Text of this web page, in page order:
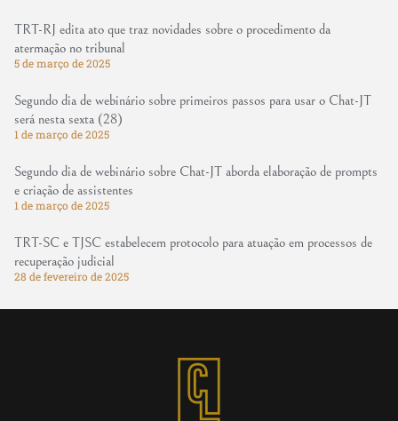
TRT-RJ edita ato que traz novidades sobre o procedimento da
atermação no tribunal
5 de março de 2025
Segundo dia de webinário sobre primeiros passos para usar o Chat-JT
será nesta sexta (28)
1 de março de 2025
Segundo dia de webinário sobre Chat-JT aborda elaboração de prompts
e criação de assistentes
1 de março de 2025
TRT-SC e TJSC estabelecem protocolo para atuação em processos de
recuperação judicial
28 de fevereiro de 2025